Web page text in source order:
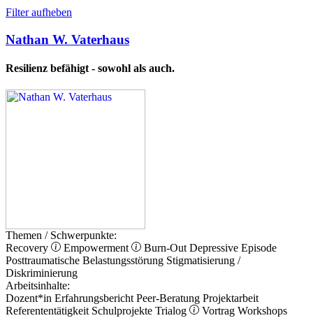
Filter aufheben
Nathan W. Vaterhaus
Resilienz befähigt - sowohl als auch.
Themen / Schwerpunkte:
Recovery
Empowerment Burn-Out Depressive Episode
Posttraumatische Belastungsstörung Stigmatisierung /
Diskriminierung
Arbeitsinhalte:
Dozent*in Erfahrungsbericht Peer-Beratung Projektarbeit
Referententätigkeit Schulprojekte Trialog Vortrag Workshops